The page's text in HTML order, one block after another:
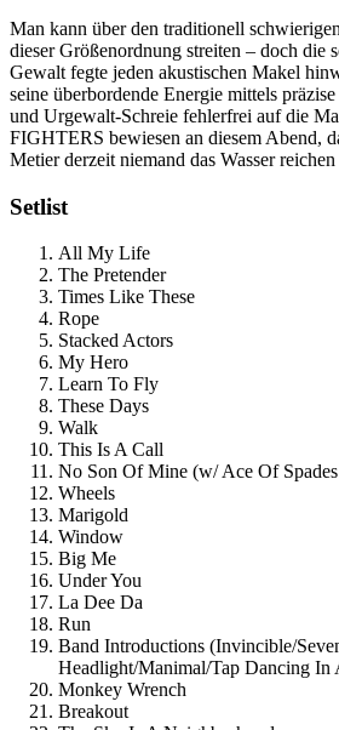
Man kann über den traditionell
dieser Größenordnung streiten – doch die
Gewalt fegte jeden akustischen Makel
seine überbordende Energie mittels
und Urgewalt-Schreie fehlerfrei auf die
FIGHTERS bewiesen an diesem Abend,
Metier derzeit niemand das Wasser
Setlist
All My Life
The Pretender
Times Like These
Rope
Stacked Actors
My Hero
Learn To Fly
These Days
Walk
This Is A Call
No Son Of Mine (w/ Ace Of
Wheels
Marigold
Window
Big Me
Under You
La Dee Da
Run
Band Introductions (Invincible/
Headlight/Manimal/Tap Dancing In
Monkey Wrench
Breakout